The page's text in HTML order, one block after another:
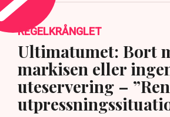
REGELKRÅNGLET
Ultimatumet: Bort
markisen eller
uteservering –